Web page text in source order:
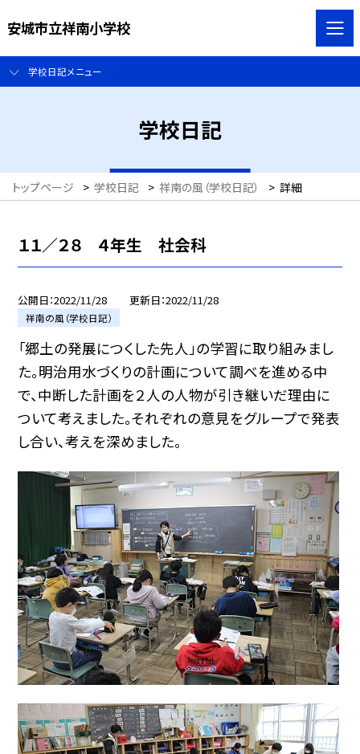
安城市立祥南小学校
学校日記メニュー
学校日記
トップページ > 学校日記 > 祥南の風（学校日記） > 詳細
１１／２８ ４年生 社会科
公開日 2022/11/28 更新日 2022/11/28
祥南の風（学校日記）
「郷土の発展につくした先人」の学習に取り組みまし
た。明治用水づくりの計画について調べを進める中
で、中断した計画を２人の人物が引き継いだ理由に
ついて考えました。それぞれの意見をグループで発表
し合い、考えを深めました。